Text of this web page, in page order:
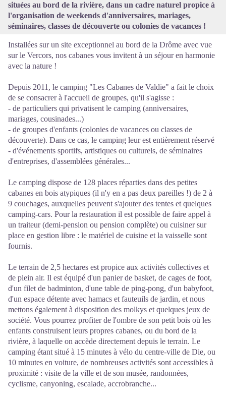
situées au bord de la rivière, dans un cadre naturel propice à
l'organisation de weekends d'anniversaires, mariages,
séminaires, classes de découverte ou colonies de vacances !
Installées sur un site exceptionnel au bord de la Drôme avec vue
sur le Vercors, nos cabanes vous invitent à un séjour en harmonie
avec la nature !
Depuis 2011, le camping "Les Cabanes de Valdie" a fait le choix
de se consacrer à l'accueil de groupes, qu'il s'agisse :
- de particuliers qui privatisent le camping (anniversaires,
mariages, cousinades...)
- de groupes d'enfants (colonies de vacances ou classes de
découverte). Dans ce cas, le camping leur est entièrement réservé
- d'événements sportifs, artistiques ou culturels, de séminaires
d'entreprises, d'assemblées générales...
Le camping dispose de 128 places réparties dans des petites
cabanes en bois atypiques (il n'y en a pas deux pareilles !) de 2 à
9 couchages, auxquelles peuvent s'ajouter des tentes et quelques
camping-cars. Pour la restauration il est possible de faire appel à
un traiteur (demi-pension ou pension complète) ou cuisiner sur
place en gestion libre : le matériel de cuisine et la vaisselle sont
fournis.
Le terrain de 2,5 hectares est propice aux activités collectives et
de plein air. Il est équipé d'un panier de basket, de cages de foot,
d'un filet de badminton, d'une table de ping-pong, d'un babyfoot,
d'un espace détente avec hamacs et fauteuils de jardin, et nous
mettons également à disposition des molkys et quelques jeux de
société. Vous pourrez profiter de l'ombre de son petit bois où les
enfants construisent leurs propres cabanes, ou du bord de la
rivière, à laquelle on accède directement depuis le terrain. Le
camping étant situé à 15 minutes à vélo du centre-ville de Die, ou
10 minutes en voiture, de nombreuses activités sont accessibles à
proximité : visite de la ville et de son musée, randonnées,
cyclisme, canyoning, escalade, accrobranche...